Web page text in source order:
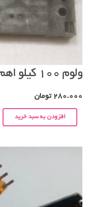
ولوم ۱۰۰ کیلو اهم مشکی ۳ پین ۷ سانتیمتری
280.000 تومان
افزودن به سبد خرید